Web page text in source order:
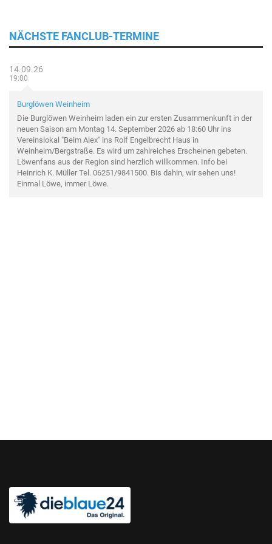
NÄCHSTE FANCLUB-TERMINE
14.09.26
19:00
Burglöwen Weinheim
Die Burglöwen Weinheim laden ein zur ersten Zusammenkunft in der
neuen Saison am Montag 14. September 2026 ab 18:60 Uhr ins
Vereinslokal "Beim Alex" ins Rolf Engelbrecht Haus in
Weinheim/Bergstraße. Es wird um zahlreiches Erscheinen gebeten.
Löwenfans aus der Region sind herzlich willkommen. Info bei
Heinrich K. Müller Tel. 06251/9841500. Bis dahin, wir sehen uns!
Einmal Löwe, immer Löwe.